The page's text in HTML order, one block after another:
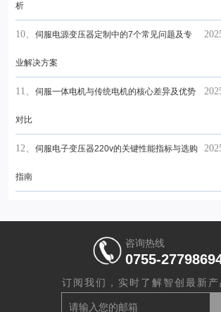
析
10、 伺服电源变压器定制中的7个常见问题及专
业解决方案
11、 伺服一体电机与传统电机的核心差异及优势
对比
12、 伺服电子变压器220v的关键性能指标与选购
指南
咨询热线
0755-
订阅我们，实时了解智创最新